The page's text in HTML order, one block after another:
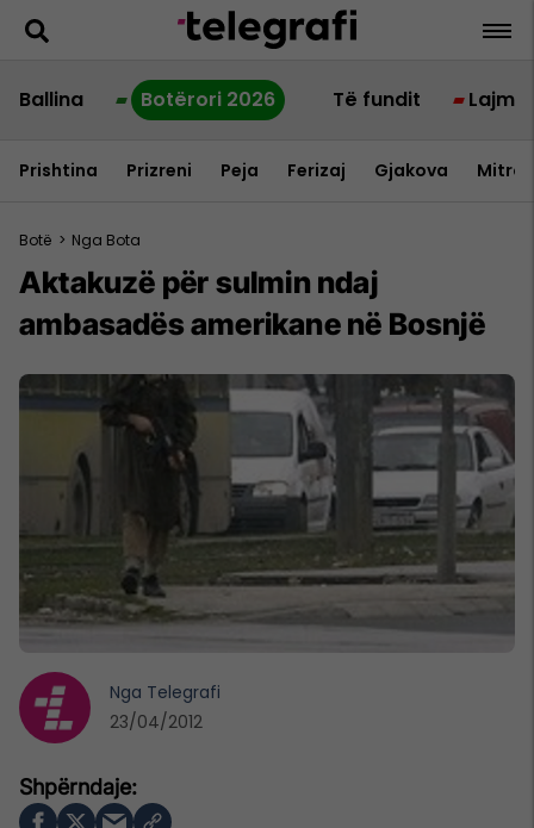
Ballina Botërori 2026 Të fundit Lajme
Prishtina Prizreni Peja Ferizaj Gjakova
Botë > Nga Bota
Aktakuzë për sulmin ndaj
ambasadës amerikane në Bosnjë
Nga Telegrafi
23/04/2012